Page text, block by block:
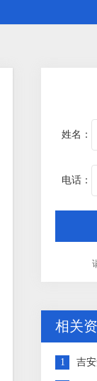
姓名：
电话：
相关
1 吉安